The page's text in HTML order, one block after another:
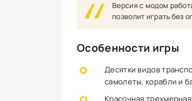
Версия с модом
позволит играть без
Особенности игры
Десятки видов
самолеты, корабли и
Красочная